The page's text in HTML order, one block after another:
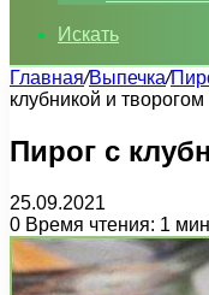
Искать
Главная/Выпечка/
клубникой и творогом
Пирог с
25.09.2021
0 Время чтения: 1